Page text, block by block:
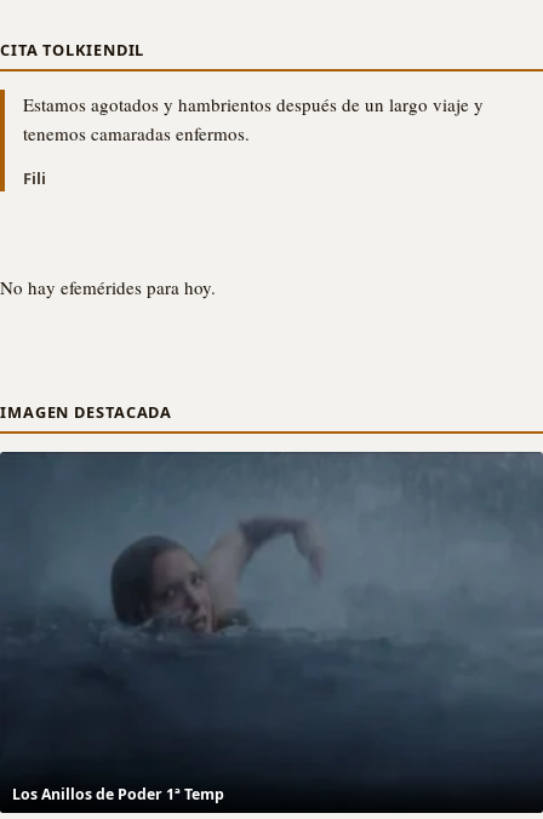
CITA TOLKIENDIL
Estamos agotados y hambrientos después de un largo viaje y
tenemos camaradas enfermos.
Fili
No hay efemérides para hoy.
IMAGEN DESTACADA
Los Anillos de Poder 1ª Temp